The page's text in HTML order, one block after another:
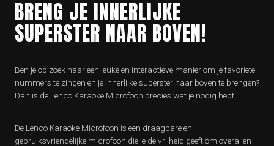
BRENG JE INNERLIJKE
SUPERSTER NAAR BOVEN!
Ben je op zoek naar een leuke en interactieve manier om je favoriete
nummers te zingen en je innerlijke superster naar boven te brengen?
Dan is de Lenco Karaoke Microfoon precies wat je nodig hebt!
De Lenco Karaoke Microfoon is een draagbare en
gebruiksvriendelijke microfoon die je de vrijheid geeft om overal en